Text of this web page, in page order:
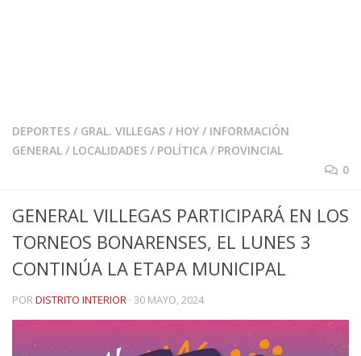
DEPORTES / GRAL. VILLEGAS / HOY / INFORMACIÓN
GENERAL / LOCALIDADES / POLÍTICA / PROVINCIAL
0
GENERAL VILLEGAS PARTICIPARÁ EN LOS
TORNEOS BONARENSES, EL LUNES 3
CONTINÚA LA ETAPA MUNICIPAL
PORDISTRITO INTERIOR · 30 MAYO, 2024